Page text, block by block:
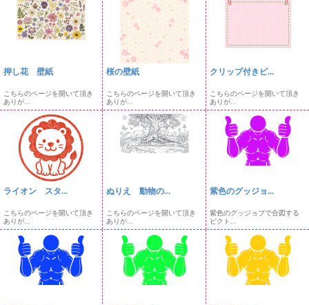
押し花 壁紙
こちらのページを開いて頂き
ありが...
桜の壁紙
こちらのページを開いて頂き
ありが...
クリップ付きピ...
こちらのページを開いて頂き
ありが...
ライオン スタ...
こちらのページを開いて頂き
ありが...
ぬりえ 動物の...
こちらのページを開いて頂き
ありが...
紫色のグッジョ...
紫色のグッジョブで合図する
ピクト...